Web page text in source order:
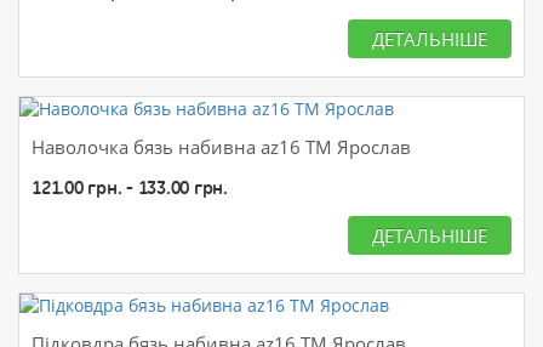
ДЕТАЛЬНІШЕ
Наволочка бязь набивна az16 ТМ Ярослав
121.00 грн. - 133.00 грн.
ДЕТАЛЬНІШЕ